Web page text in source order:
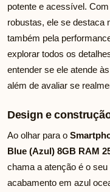
potente e acessível.
robustas, ele se destaca
também pela
explorar todos os
entender se ele atende
além de avaliar se
Design e
Ao olhar para o
Blue (Azul) 8GB RAM
chama a atenção é o
acabamento em azul